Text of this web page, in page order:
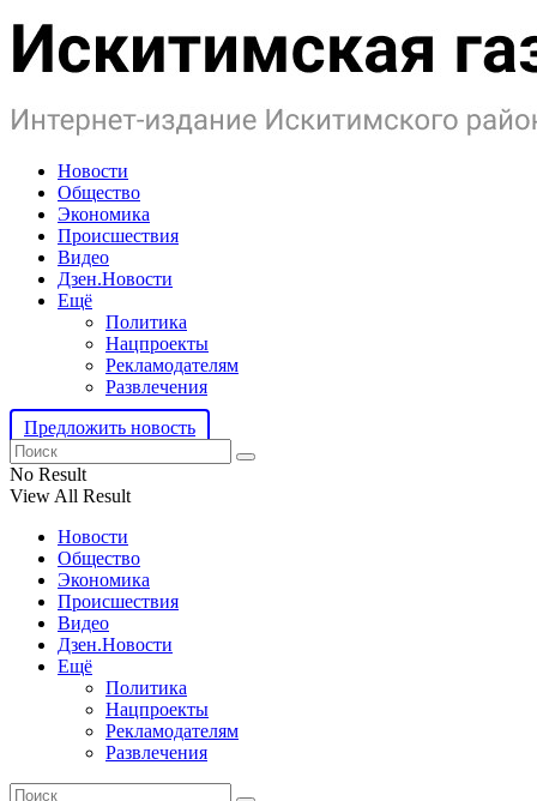
Новости
Общество
Экономика
Происшествия
Видео
Дзен.Новости
Ещё
Политика
Нацпроекты
Рекламодателям
Развлечения
Предложить новость
No Result
View All Result
Новости
Общество
Экономика
Происшествия
Видео
Дзен.Новости
Ещё
Политика
Нацпроекты
Рекламодателям
Развлечения